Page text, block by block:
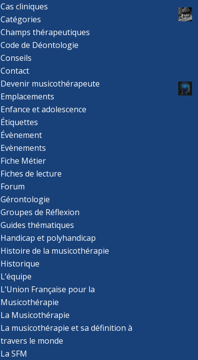
Cas cliniques
Catégories
Champs thérapeutiques
Code de Déontologie
Conseils
Contact
Devenir musicothérapeute
Emplacements
Enfance et adolescence
Étiquettes
Évènement
Evènements
Fiche Métier
Fiches de lecture
Forum
Gérontologie
Groupes de Réflexion
Guides thématiques
Handicap et polyhandicap
Histoire de la musicothérapie
Historique
L’équipe
L’Union Française pour la
Musicothérapie
La Musicothérapie
La musicothérapie et sa définition à
travers le monde
La SFM